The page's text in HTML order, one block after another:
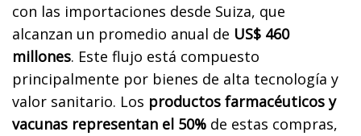
con las importaciones desde Suiza, que
alcanzan un promedio anual de US$ 460
millones. Este flujo está compuesto
principalmente por bienes de alta tecnología y
valor sanitario. Los productos farmacéuticos y
vacunas representan el 50% de estas compras,